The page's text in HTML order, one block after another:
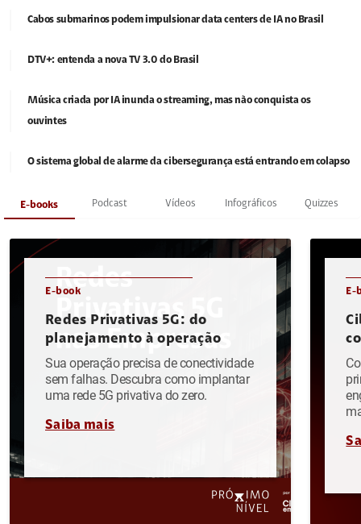
Cabos submarinos podem impulsionar data centers de IA no Brasil
DTV+: entenda a nova TV 3.0 do Brasil
Música criada por IA inunda o streaming, mas não conquista os
ouvintes
O sistema global de alarme da cibersegurança está entrando em colapso
E-books Podcast Vídeos Infográficos Quizzes
E-book
Redes Privativas 5G: do
planejamento à operação
Sua operação precisa de conectividade
sem falhas. Descubra como implantar
uma rede 5G privativa do zero.
Saiba mais
E-